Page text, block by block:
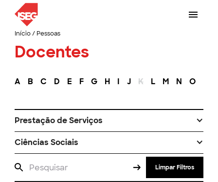
Início/ Pessoas
Docentes
A B C D E F G H I J K L M N O
Prestação de Serviços
Ciências Sociais
Limpar Filtros